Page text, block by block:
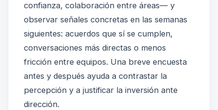
confianza, colaboración entre áreas— y
observar señales concretas en las semanas
siguientes: acuerdos que sí se cumplen,
conversaciones más directas o menos
fricción entre equipos. Una breve encuesta
antes y después ayuda a contrastar la
percepción y a justificar la inversión ante
dirección.